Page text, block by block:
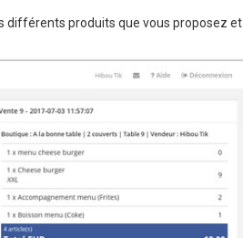
différents produits que vous proposez et